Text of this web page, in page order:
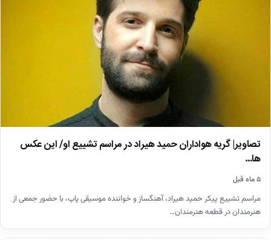
تصاویر| گریه هواداران حمید هیراد در مراسم تشییع او/ این عکس
ها…
۵ ماه قبل
مراسم تشییع پیکر حمید هیراد، آهنگساز و خواننده موسیقی پاپ، با حضور جمعی از
هنرمندان در قطعه هنرمندان…